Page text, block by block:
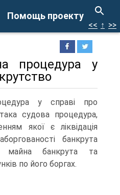
Помощь проекту
<< ↑ >>
процедура у
у справі про
судова процедура,
якої є ліквідація
банкрута
майна банкрута та
по його боргах.